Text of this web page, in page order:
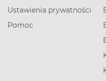
Ustawienia prywatności
Pomoc